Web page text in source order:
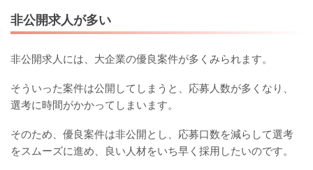
非公開求人が多い
非公開求人には、大企業の優良案件が多くみられます。
そういった案件は公開してしまうと、応募人数が多くなり、
選考に時間がかかってしまいます。
そのため、優良案件は非公開とし、応募口数を減らして選考
をスムーズに進め、良い人材をいち早く採用したいのです。